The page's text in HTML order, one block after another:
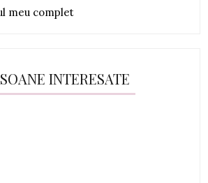
meu complet
INTERESATE